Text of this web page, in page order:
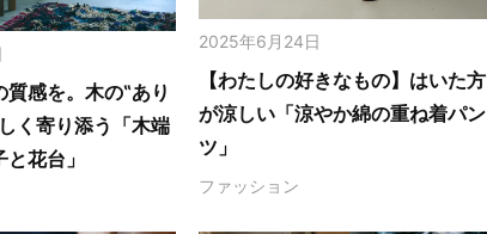
感を。木の‟あり
く寄り添う「木端
花台」
2025年6月24日
【わたしの好きなもの】はいた方
が涼しい「涼やか綿の重ね着パン
ツ」
ファッション